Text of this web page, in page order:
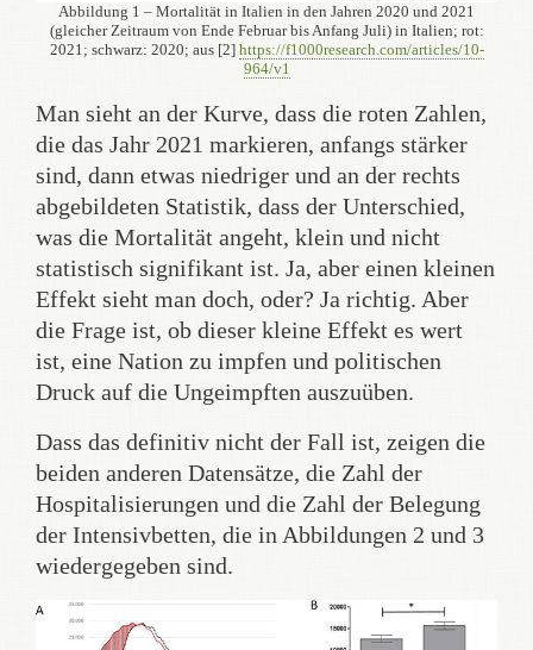
Abbildung 1 – Mortalität in Italien in den Jahren 2020 und 2021
(gleicher Zeitraum von Ende Februar bis Anfang Juli) in Italien; rot:
2021; schwarz: 2020; aus [2] https://f1000research.com/articles/10-
964/v1
Man sieht an der Kurve, dass die roten Zahlen,
die das Jahr 2021 markieren, anfangs stärker
sind, dann etwas niedriger und an der rechts
abgebildeten Statistik, dass der Unterschied,
was die Mortalität angeht, klein und nicht
statistisch signifikant ist. Ja, aber einen kleinen
Effekt sieht man doch, oder? Ja richtig. Aber
die Frage ist, ob dieser kleine Effekt es wert
ist, eine Nation zu impfen und politischen
Druck auf die Ungeimpften auszuüben.
Dass das definitiv nicht der Fall ist, zeigen die
beiden anderen Datensätze, die Zahl der
Hospitalisierungen und die Zahl der Belegung
der Intensivbetten, die in Abbildungen 2 und 3
wiedergegeben sind.